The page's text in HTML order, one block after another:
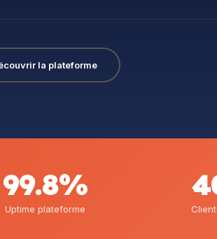
la plateforme
99.8%
Uptime plateforme